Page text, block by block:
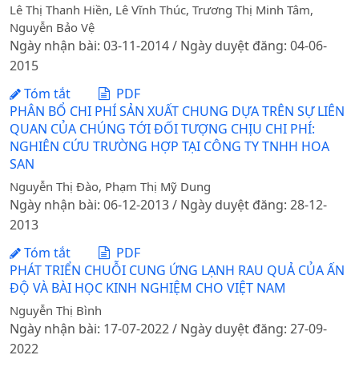
Lê Thị Thanh Hiền, Lê Vĩnh Thúc, Trương Thị Minh Tâm,
Nguyễn Bảo Vệ
Ngày nhận bài: 03-11-2014 / Ngày duyệt đăng: 04-06-
2015
Tóm tắt
PDF
PHÂN BỔ CHI PHÍ SẢN XUẤT CHUNG DỰA TRÊN SỰ LIÊN
QUAN CỦA CHÚNG TỚI ĐỐI TƯỢNG CHỊU CHI PHÍ:
NGHIÊN CỨU TRƯỜNG HỢP TẠI CÔNG TY TNHH HOA
SAN
Nguyễn Thị Đào, Phạm Thị Mỹ Dung
Ngày nhận bài: 06-12-2013 / Ngày duyệt đăng: 28-12-
2013
Tóm tắt
PDF
PHÁT TRIỂN CHUỖI CUNG ỨNG LẠNH RAU QUẢ CỦA ẤN
ĐỘ VÀ BÀI HỌC KINH NGHIỆM CHO VIỆT NAM
Nguyễn Thị Bình
Ngày nhận bài: 17-07-2022 / Ngày duyệt đăng: 27-09-
2022